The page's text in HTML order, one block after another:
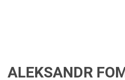
ALEKSANDR